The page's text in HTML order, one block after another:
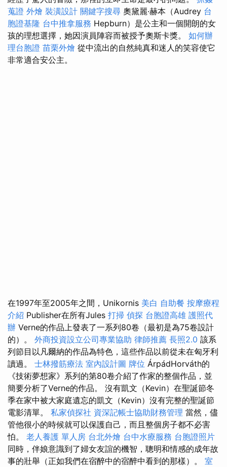
蒐證 外燴 裝潢設計 關鍵字搜尋 奧黛麗·赫本（Audrey 台
胞證基隆 台中推拿服務 Hepburn）是公主和一個開朗的女
孩的理想選擇，她因演員陣容而被授予奧斯卡獎。 如何辦
理台胞證 苗栗外燴 從中流出的自然純真和迷人的笑容使它
非常適合安公主。
在1997年至2005年之間，Unikornis 美白 自助餐 按摩療程
介紹 Publisher在所有Jules 打掃 偵探 台胞證高雄 護照代
辦 Verne的作品上發表了一系列80卷（最初是為75卷設計
的）。 外商投資設立公司專業協助 律師推薦 長照2.0 該系
列節目以凡爾納的作品為特色，這些作品以前從未在匈牙利
讀過。 士林撥筋療法 室內設計圖 牌位 ÁrpádHorváth的
《技術夢想家》系列的第80卷介紹了作家的整個作品，並
簡要分析了Verne的作品。 沒有凱文（Kevin）在聖誕節冬
季在家中被大家庭遺忘的凱文（Kevin）沒有完整的聖誕節
電影清單。 私家偵探社 資深記帳士協助財務管理 當然，儘
管他很小的時候就可以保護自己，而且整個房子都不必害
怕。 老人養護 單人房 台北外燴 台中水療服務 台胞證照片
同時，伴娘意識到了婦女友誼的機智，聰明和情感的成年故
事的壯舉（正如我們在宿醉中的宿醉中看到的那樣）。 室